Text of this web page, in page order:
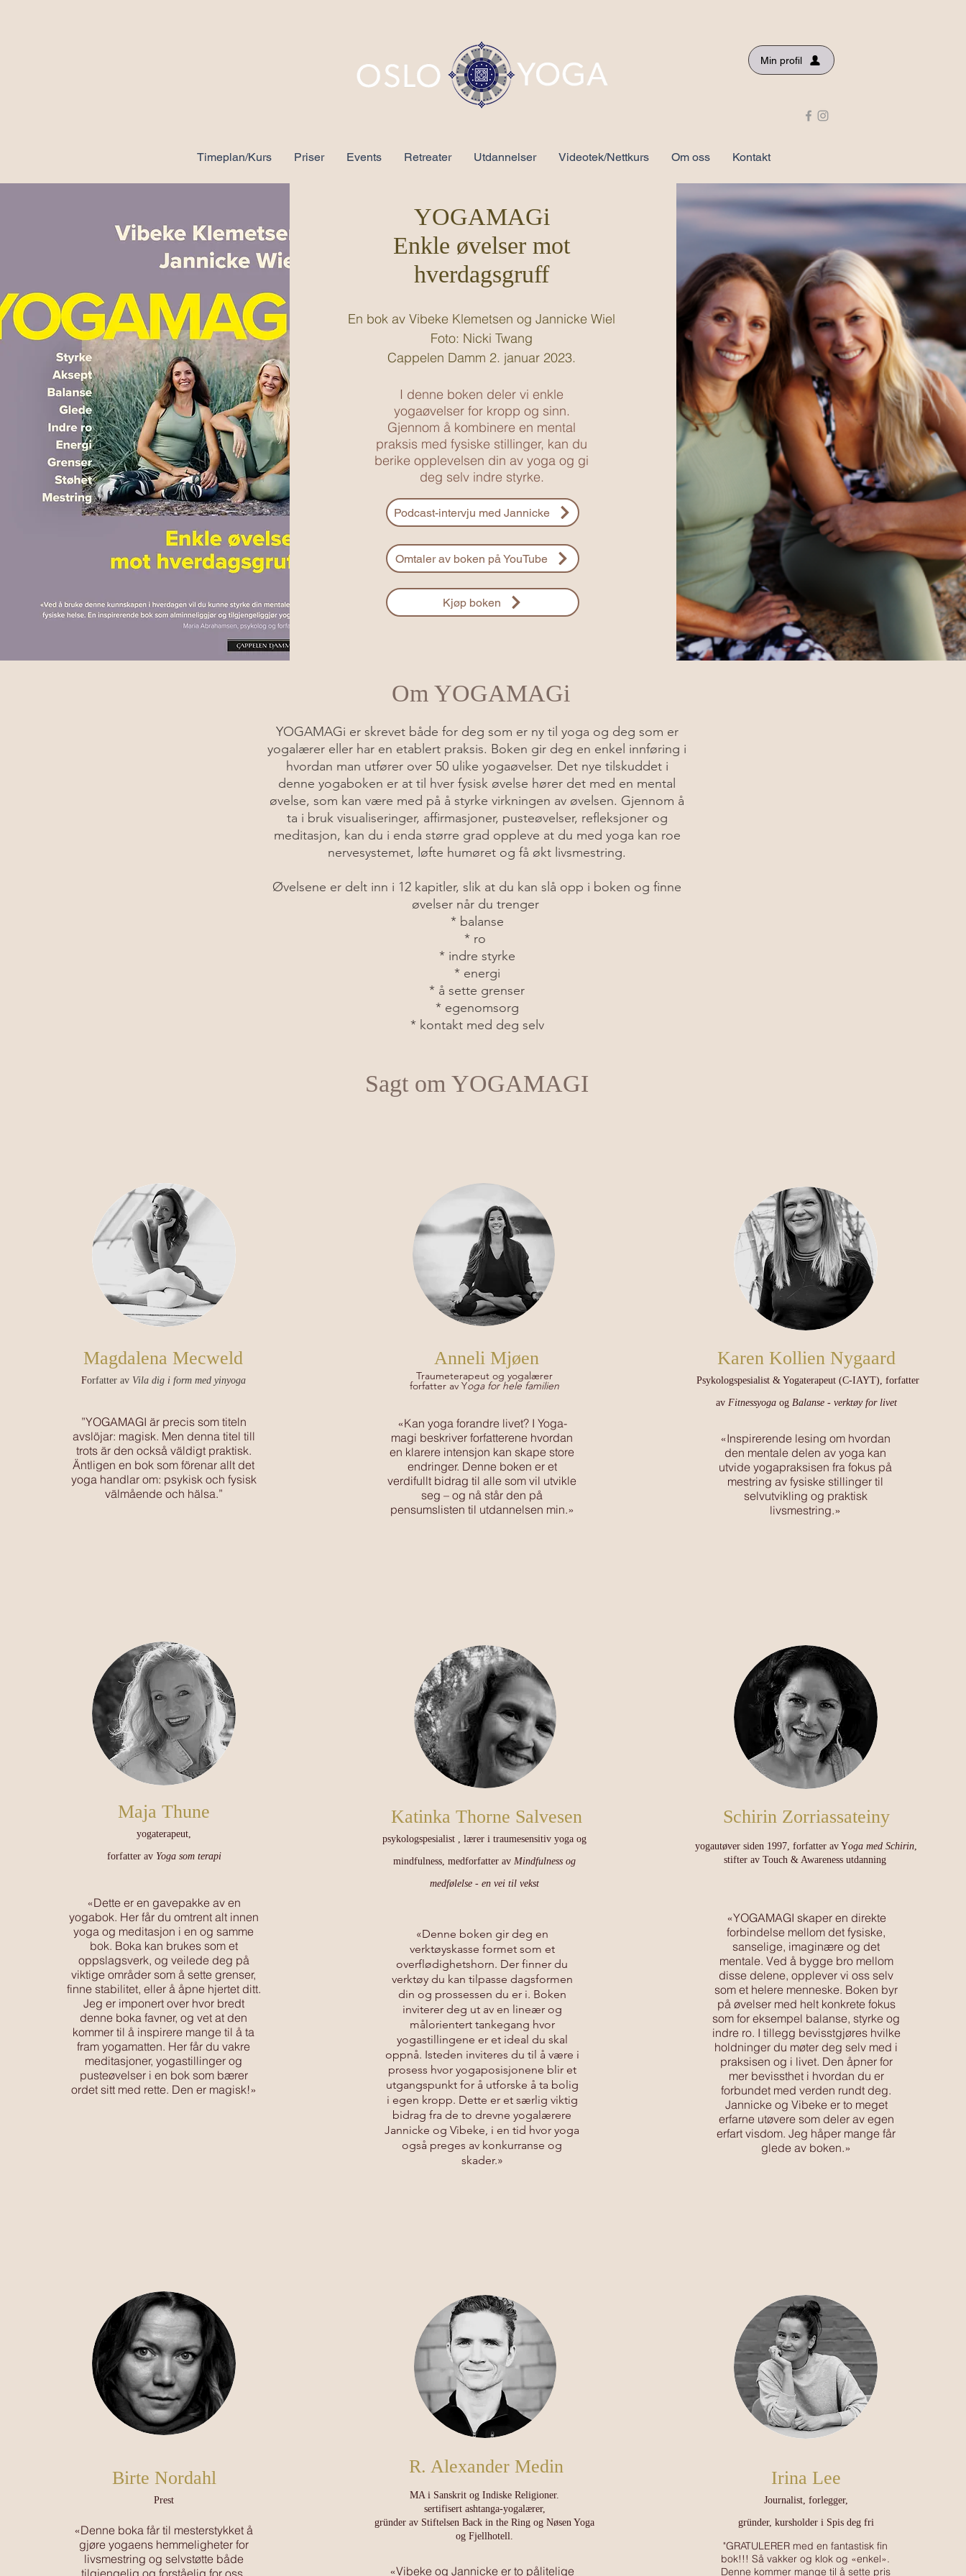
Min profil
Timeplan/Kurs Priser Events Retreater Utdannelser Videotek/Nettkurs Om oss Kontakt
YOGAMAGi
Enkle øvelser mot
hverdagsgruff
En bok av Vibeke Klemetsen og Jannicke Wiel
Foto: Nicki Twang
Cappelen Damm 2. januar 2023.
I denne boken deler vi enkle
yogaøvelser for kropp og sinn.
Gjennom å kombinere en mental
praksis med fysiske stillinger, kan du
berike opplevelsen din av yoga og gi
deg selv indre styrke.
Podcast-intervju med Jannicke
Omtaler av boken på YouTube
Kjøp boken
Om YOGAMAGi
YOGAMAGi er skrevet både for deg som er ny til yoga og deg som er
yogalærer eller har en etablert praksis. Boken gir deg en enkel innføring i
hvordan man utfører over 50 ulike yogaøvelser. Det nye tilskuddet i
denne yogaboken er at til hver fysisk øvelse hører det med en mental
øvelse, som kan være med på å styrke virkningen av øvelsen. Gjennom å
ta i bruk visualiseringer, affirmasjoner, pusteøvelser, refleksjoner og
meditasjon, kan du i enda større grad oppleve at du med yoga kan roe
nervesystemet, løfte humøret og få økt livsmestring.
Øvelsene er delt inn i 12 kapitler, slik at du kan slå opp i boken og finne
øvelser når du trenger
* balanse
* ro
* indre styrke
* energi
* å sette grenser
* egenomsorg
* kontakt med deg selv
Sagt om YOGAMAGI
Magdalena Mecweld
Forfatter av Vila dig i form med yinyoga
”YOGAMAGI är precis som titeln
avslöjar: magisk. Men denna titel till
trots är den också väldigt praktisk.
Äntligen en bok som förenar allt det
yoga handlar om: psykisk och fysisk
välmående och hälsa.”
Anneli Mjøen
Traumeterapeut og yogalærer
forfatter av Yoga for hele familien
«Kan yoga forandre livet? I Yoga-
magi beskriver forfatterene hvordan
en klarere intensjon kan skape store
endringer. Denne boken er et
verdifullt bidrag til alle som vil utvikle
seg – og nå står den på
pensumslisten til utdannelsen min.»
Karen Kollien Nygaard
Psykologspesialist & Yogaterapeut (C-IAYT), forfatter
av Fitnessyogaog Balanse - verktøy for livet
«Inspirerende lesing om hvordan
den mentale delen av yoga kan
utvide yogapraksisen fra fokus på
mestring av fysiske stillinger til
selvutvikling og praktisk
livsmestring.»
Maja Thune
yogaterapeut,
forfatter av Yoga som terapi
«Dette er en gavepakke av en
yogabok. Her får du omtrent alt innen
yoga og meditasjon i en og samme
bok. Boka kan brukes som et
oppslagsverk, og veilede deg på
viktige områder som å sette grenser,
finne stabilitet, eller å åpne hjertet ditt.
Jeg er imponert over hvor bredt
denne boka favner, og vet at den
kommer til å inspirere mange til å ta
fram yogamatten. Her får du vakre
meditasjoner, yogastillinger og
pusteøvelser i en bok som bærer
ordet sitt med rette. Den er magisk!»
Katinka Thorne Salvesen
psykologspesialist , lærer i traumesensitiv yoga og
mindfulness, medforfatter avMindfulness og
medfølelse - en vei til vekst
«Denne boken gir deg en
verktøyskasse formet som et
overflødighetshorn. Der finner du
verktøy du kan tilpasse dagsformen
din og prossessen du er i. Boken
inviterer deg ut av en lineær og
målorientert tankegang hvor
yogastillingene er et ideal du skal
oppnå. Isteden inviteres du til å være i
prosess hvor yogaposisjonene blir et
utgangspunkt for å utforske å ta bolig
i egen kropp. Dette er et særlig viktig
bidrag fra de to drevne yogalærere
Jannicke og Vibeke, i en tid hvor yoga
også preges av konkurranse og
skader.»
Schirin Zorriassateiny
yogautøver siden 1997, forfatter av Yoga med Schirin,
stifter av Touch & Awareness utdanning
«YOGAMAGI skaper en direkte
forbindelse mellom det fysiske,
sanselige, imaginære og det
mentale. Ved å bygge bro mellom
disse delene, opplever vi oss selv
som et helere menneske. Boken byr
på øvelser med helt konkrete fokus
som for eksempel balanse, styrke og
indre ro. I tillegg bevisstgjøres hvilke
holdninger du møter deg selv med i
praksisen og i livet. Den åpner for
mer bevissthet i hvordan du er
forbundet med verden rundt deg.
Jannicke og Vibeke er to meget
erfarne utøvere som deler av egen
erfart visdom. Jeg håper mange får
glede av boken.»
Birte Nordahl
Prest
«Denne boka får til mesterstykket å
gjøre yogaens hemmeligheter for
livsmestring og selvstøtte både
tilgjengelig og forståelig for oss.
R. Alexander Medin
MA i Sanskrit og Indiske Religioner.
sertifisert ashtanga-yogalærer,
gründer av Stiftelsen Back in the Ring og Nøsen Yoga
og Fjellhotell.
«Vibeke og Jannicke er to pålitelige
Irina Lee
Journalist, forlegger,
gründer,kursholder i Spis deg fri
"GRATULERER med en fantastisk fin
bok!!! Så vakker og klok og «enkel».
Denne kommer mange til å sette pris